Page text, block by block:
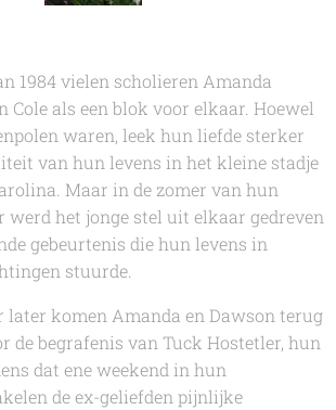
1984 vielen scholieren Amanda
Cole als een blok voor elkaar. Hoewel
waren, leek hun liefde sterker
van hun levens in het kleine stadje
Maar in de zomer van hun
werd het jonge stel uit elkaar gedreven
gebeurtenis die hun levens in
stuurde.
komen Amanda en Dawson terug
de begrafenis van Tuck Hostetler, hun
dat ene weekend in hun
de ex-geliefden pijnlijke